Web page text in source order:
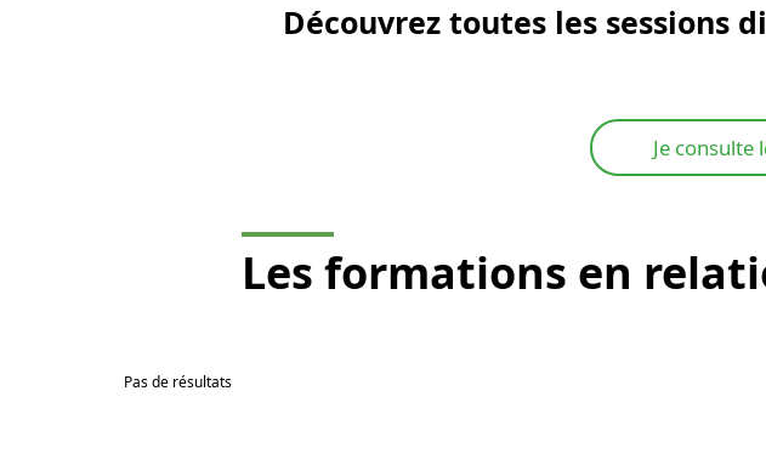
Découvrez toutes les sessions
Je consulte
Les formations en
Pas de résultats